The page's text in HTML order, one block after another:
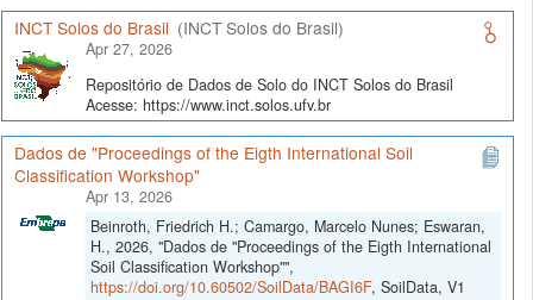
INCT Solos do Brasil (INCT Solos do Brasil)
Apr 27, 2026
Repositório de Dados de Solo do INCT Solos do Brasil
Acesse: https://www.inct.solos.ufv.br
Dados de "Proceedings of the Eigth International Soil
Classification Workshop"
Apr 13, 2026
Beinroth, Friedrich H.; Camargo, Marcelo Nunes; Eswaran,
H., 2026, "Dados de "Proceedings of the Eigth International
Soil Classification Workshop"",
https://doi.org/10.60502/SoilData/BAGI6F, SoilData, V1